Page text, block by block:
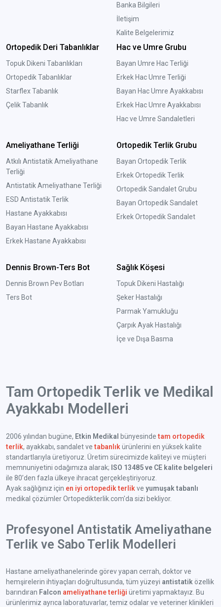
Banka Bilgileri
İletişim
Kalite Belgelerimiz
Ortopedik Deri Tabanlıklar
Topuk Dikeni Tabanlıkları
Ortopedik Tabanlıklar
Starflex Tabanlık
Çelik Tabanlık
Hac ve Umre Grubu
Bayan Umre Hac Terliği
Erkek Hac Umre Terliği
Bayan Hac Umre Ayakkabısı
Erkek Hac Umre Ayakkabısı
Hac ve Umre Sandaletleri
Ameliyathane Terliği
Atkılı Antistatik Ameliyathane
Terliği
Antistatik Ameliyathane Terliği
ESD Antistatik Terlik
Hastane Ayakkabısı
Bayan Hastane Ayakkabısı
Erkek Hastane Ayakkabısı
Ortopedik Terlik Grubu
Bayan Ortopedik Terlik
Erkek Ortopedik Terlik
Ortopedik Sandalet Grubu
Bayan Ortopedik Sandalet
Erkek Ortopedik Sandalet
Dennis Brown-Ters Bot
Dennis Brown Pev Botları
Ters Bot
Sağlık Köşesi
Topuk Dikeni Hastalığı
Şeker Hastalığı
Parmak Yamukluğu
Çarpık Ayak Hastalığı
İçe ve Dışa Basma
Tam Ortopedik Terlik ve Medikal
Ayakkabı Modelleri
2006 yılından bugüne, Etkin Medikal bünyesindetam ortopedik
terlik, ayakkabı, sandalet vetabanlık ürünlerini en yüksek kalite
standartlarıyla üretiyoruz. Üretim sürecimizde kaliteyi ve müşteri
memnuniyetini odağımıza alarak; ISO 13485 ve CE kalite belgeleri
ile 80’den fazla ülkeye ihracat gerçekleştiriyoruz.
Ayak sağlığınız için en iyi ortopedik terlik ve yumuşak tabanlı
medikal çözümler Ortopedikterlik.com'da sizi bekliyor.
Profesyonel Antistatik Ameliyathane
Terlik ve Sabo Terlik Modelleri
Hastane ameliyathanelerinde görev yapan cerrah, doktor ve
hemşirelerin ihtiyaçları doğrultusunda, tüm yüzeyi antistatik özellik
barındıran Falcon ameliyathane terliği üretimi yapmaktayız. Bu
ürünlerimiz ayrıca laboratuvarlar, temiz odalar ve veteriner klinikleri